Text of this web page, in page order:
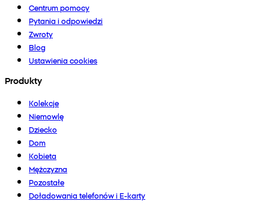
Centrum pomocy
Pytania i odpowiedzi
Zwroty
Blog
Ustawienia cookies
Produkty
Kolekcje
Niemowlę
Dziecko
Dom
Kobieta
Mężczyzna
Pozostałe
Doładowania telefonów i E-karty